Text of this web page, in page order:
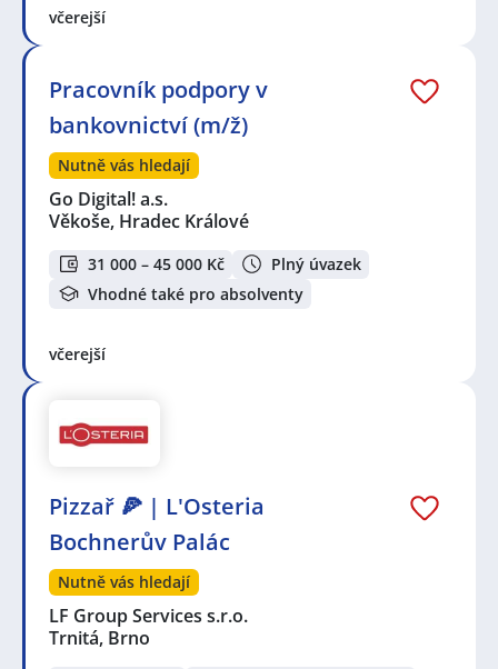
včerejší
Pracovník podpory v
bankovnictví (m/ž)
Nutně vás hledají
Go Digital! a.s.
Věkoše, Hradec Králové
31 000 – 45 000 Kč
Plný úvazek
Vhodné také pro absolventy
včerejší
Pizzař 🍕 | L'Osteria
Bochnerův Palác
Nutně vás hledají
LF Group Services s.r.o.
Trnitá, Brno